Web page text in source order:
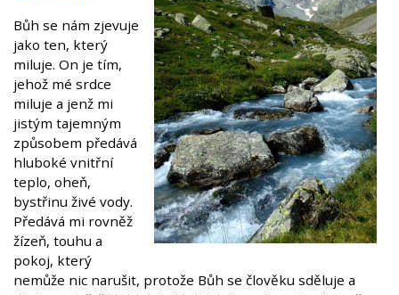
Bůh se nám zjevuje
jako ten, který
miluje. On je tím,
jehož mé srdce
miluje a jenž mi
jistým tajemným
způsobem předává
hluboké vnitřní
teplo, oheň,
bystřinu živé vody.
Předává mi rovněž
žízeň, touhu a
pokoj, který
nemůže nic narušit, protože Bůh se člověku sděluje a